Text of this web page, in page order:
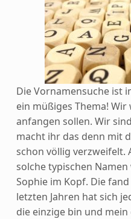
Die Vornamensuche ist
ein müßiges Thema!
anfangen sollen. Wir
macht ihr das denn mit
schon völlig verzweifelt.
solche typischen
Sophie im Kopf. Die
letzten Jahren hat sich
die einzige bin und